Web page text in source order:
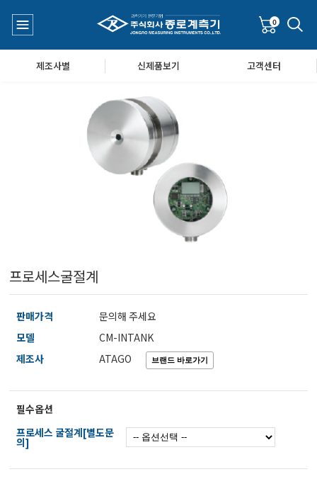
기공기질/미세먼지/가스/소음/진동측정기
도/농도/염도/당산도/굴절계/편광계/커피농도계
자저울/점도계/핀홀탐지기
분계/회전계/도막두께/초음파두께측정기
Q&A
0
제조사별 신제품보기 고객센터
프로세스굴절계
판매가격
문의해 주세요
모델
CM-INTANK
제조사
ATAGO
필수옵션
프로세스 굴절계[별도문
의]